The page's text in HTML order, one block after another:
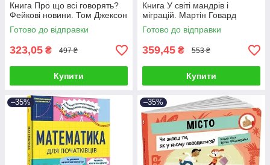
Книга Про що всі говорять?
Фейкові новини. Том Джексон
Готово до відправки
323,05 ₴ 497 ₴
Купити
Книга У світі мандрів і
міграцій. Мартін Говард
Готово до відправки
359,45 ₴ 553 ₴
Купити
–35% –35%